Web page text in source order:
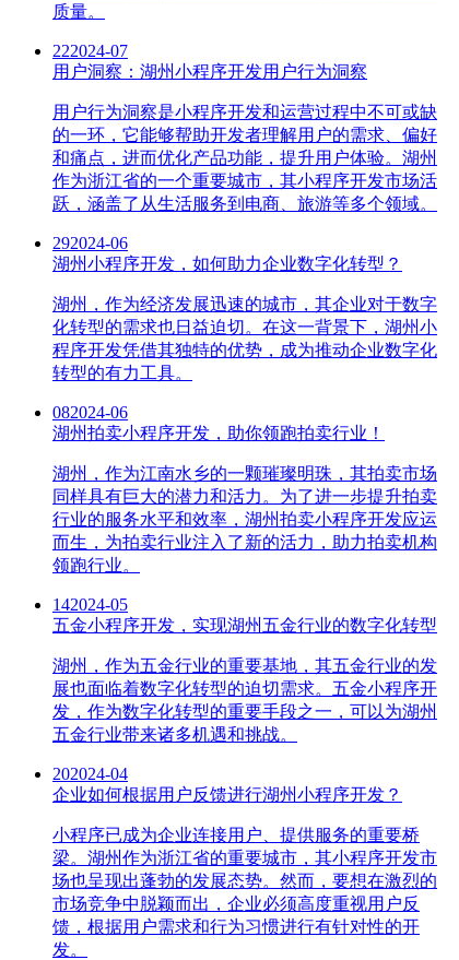
质量。
222024-07
用户洞察：湖州小程序开发用户行为洞察
用户行为洞察是小程序开发和运营过程中不可或缺
的一环，它能够帮助开发者理解用户的需求、偏好
和痛点，进而优化产品功能，提升用户体验。湖州
作为浙江省的一个重要城市，其小程序开发市场活
跃，涵盖了从生活服务到电商、旅游等多个领域。
292024-06
湖州小程序开发，如何助力企业数字化转型？
湖州，作为经济发展迅速的城市，其企业对于数字
化转型的需求也日益迫切。在这一背景下，湖州小
程序开发凭借其独特的优势，成为推动企业数字化
转型的有力工具。
082024-06
湖州拍卖小程序开发，助你领跑拍卖行业！
湖州，作为江南水乡的一颗璀璨明珠，其拍卖市场
同样具有巨大的潜力和活力。为了进一步提升拍卖
行业的服务水平和效率，湖州拍卖小程序开发应运
而生，为拍卖行业注入了新的活力，助力拍卖机构
领跑行业。
142024-05
五金小程序开发，实现湖州五金行业的数字化转型
湖州，作为五金行业的重要基地，其五金行业的发
展也面临着数字化转型的迫切需求。五金小程序开
发，作为数字化转型的重要手段之一，可以为湖州
五金行业带来诸多机遇和挑战。
202024-04
企业如何根据用户反馈进行湖州小程序开发？
小程序已成为企业连接用户、提供服务的重要桥
梁。湖州作为浙江省的重要城市，其小程序开发市
场也呈现出蓬勃的发展态势。然而，要想在激烈的
市场竞争中脱颖而出，企业必须高度重视用户反
馈，根据用户需求和行为习惯进行有针对性的开
发。